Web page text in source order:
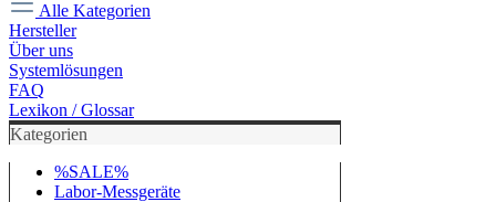
Alle Kategorien
Hersteller
Über uns
Systemlösungen
FAQ
Lexikon / Glossar
Kategorien
%SALE%
Labor-Messgeräte